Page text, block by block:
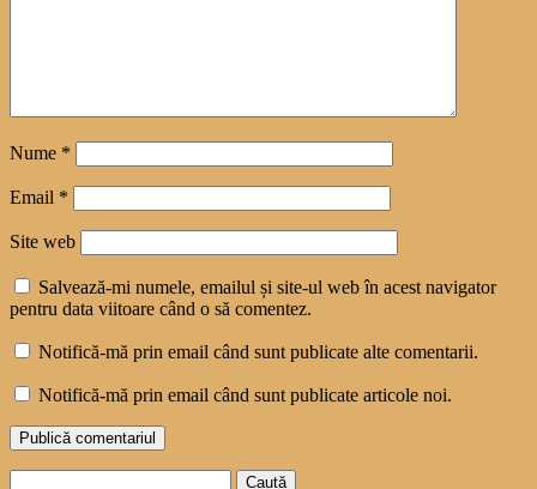
Nume *
Email *
Site web
Salvează-mi numele, emailul și site-ul web în acest navigator
pentru data viitoare când o să comentez.
Notifică-mă prin email când sunt publicate alte comentarii.
Notifică-mă prin email când sunt publicate articole noi.